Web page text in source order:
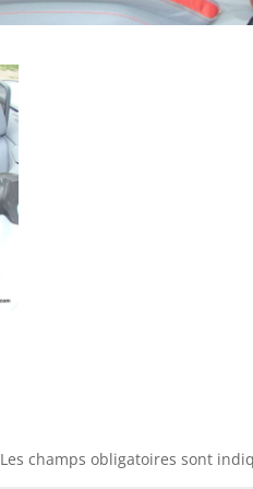
Les champs obligatoires sont